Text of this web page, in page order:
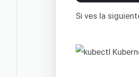
Si ves la